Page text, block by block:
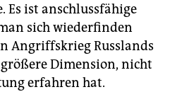
Es ist anschlussfähige
sich wiederfinden
Angriffskrieg Russlands
Dimension, nicht
erfahren hat.